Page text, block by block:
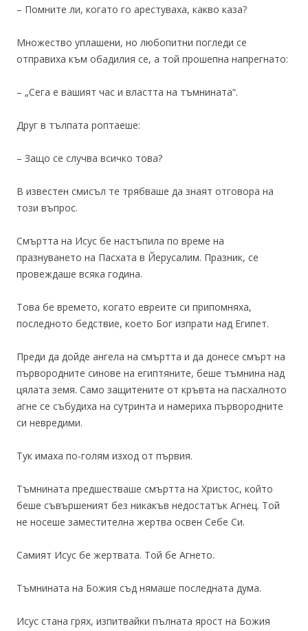
– Помните ли, когато го арестуваха, какво каза?
Множество уплашени, но любопитни погледи се
отправиха към обадилия се, а той прошепна напрегнато:
– „Сега е вашият час и властта на тъмнината“.
Друг в тълпата роптаеше:
– Защо се случва всичко това?
В известен смисъл те трябваше да знаят отговора на
този въпрос.
Смъртта на Исус бе настъпила по време на
празнуването на Пасхата в Йерусалим. Празник, се
провеждаше всяка година.
Това бе времето, когато евреите си припомняха,
последното бедствие, което Бог изпрати над Египет.
Преди да дойде ангела на смъртта и да донесе смърт на
първородните синове на египтяните, беше тъмнина над
цялата земя. Само защитените от кръвта на пасхалното
агне се събудиха на сутринта и намериха първородните
си невредими.
Тук имаха по-голям изход от първия.
Тъмнината предшестваше смъртта на Христос, който
беше съвършеният без никакъв недостатък Агнец. Той
не носеше заместителна жертва освен Себе Си.
Самият Исус бе жертвата. Той бе Агнето.
Тъмнината на Божия съд нямаше последната дума.
Исус стана грях, изпитвайки пълната ярост на Божия